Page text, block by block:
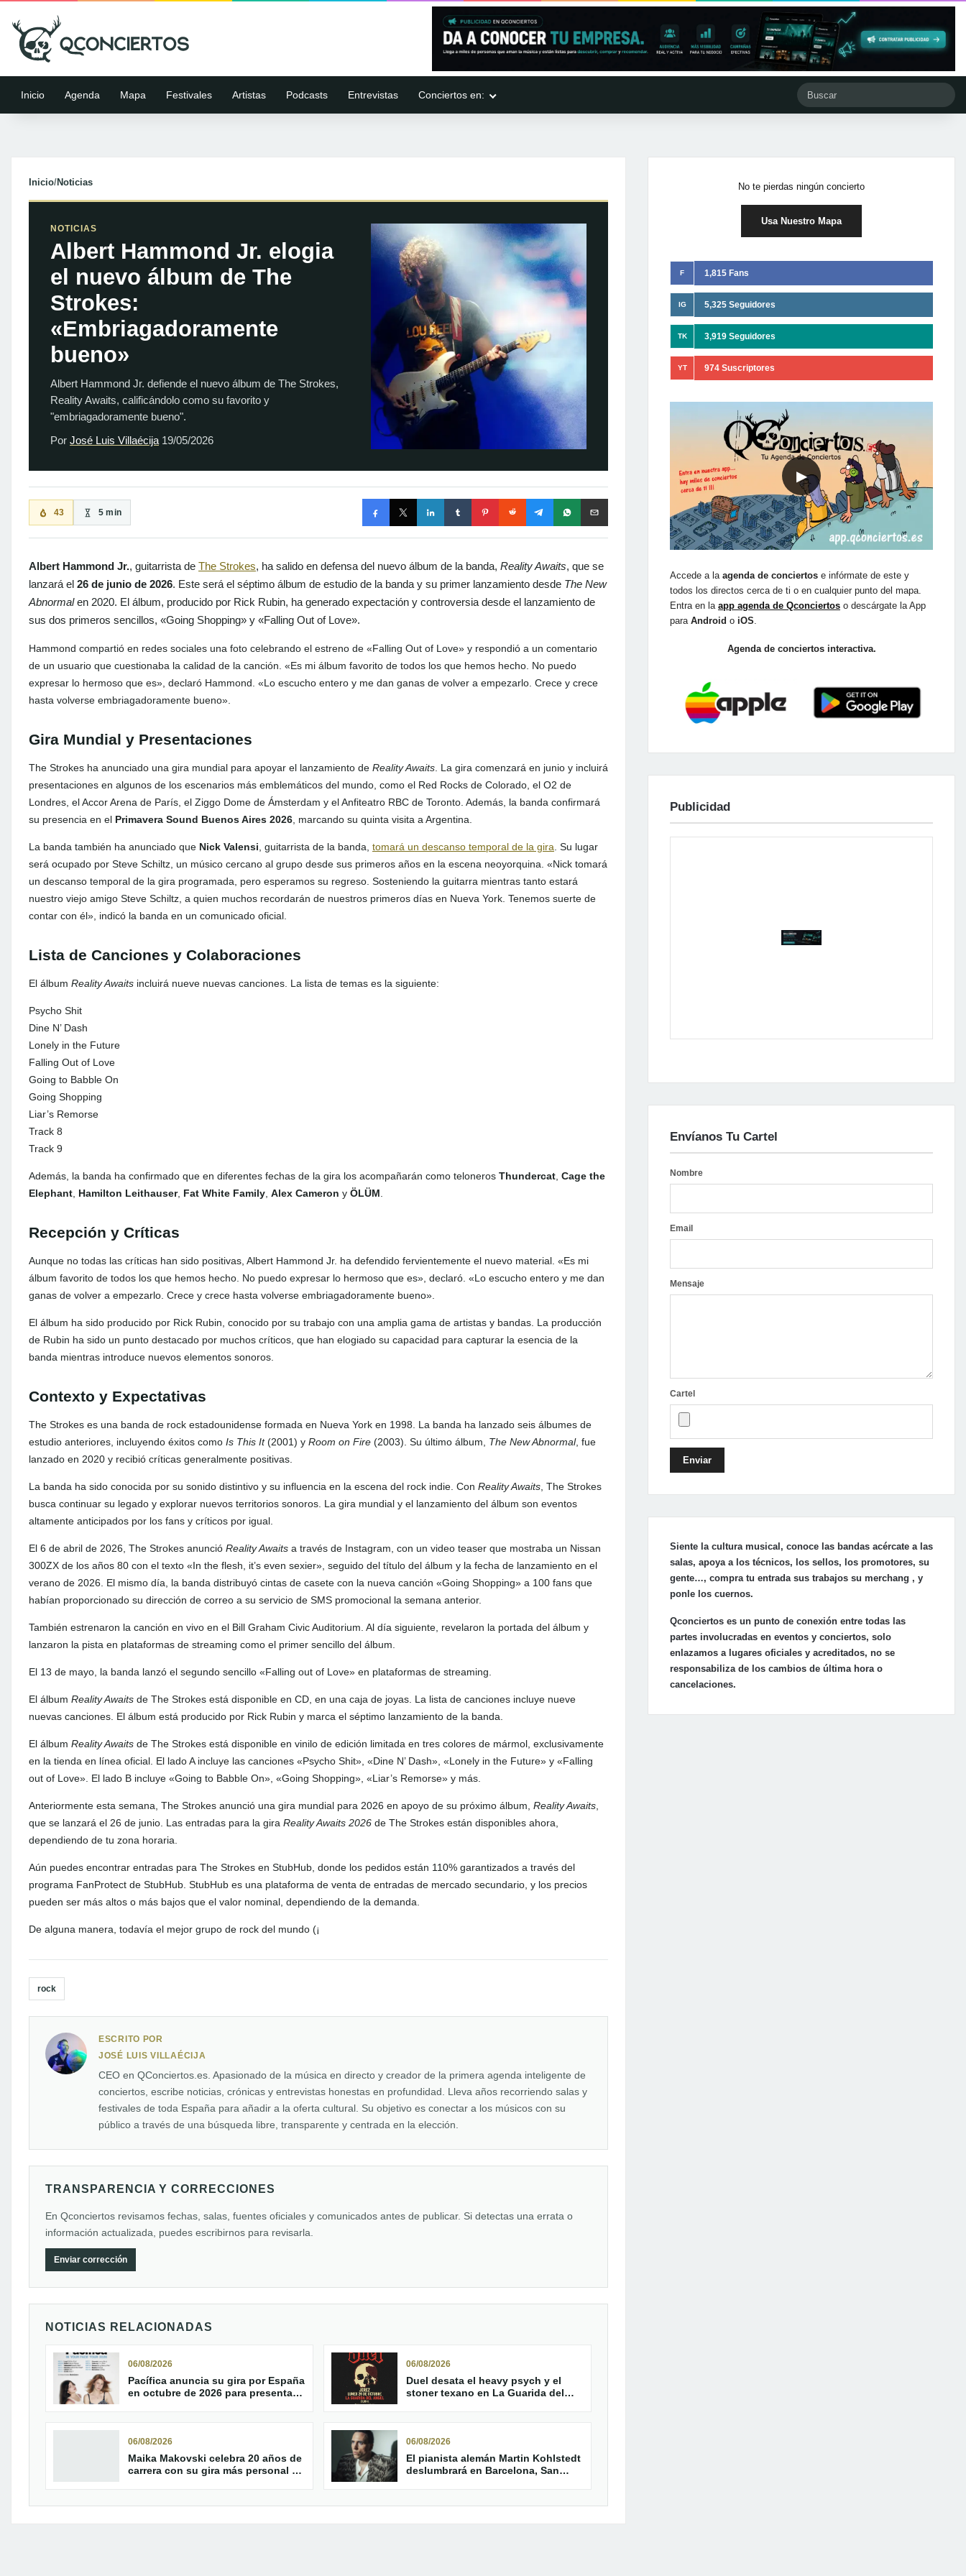
Inicio Agenda Mapa Festivales Artistas Podcasts Entrevistas Conciertos en:
Inicio/Noticias
NOTICIAS
Albert Hammond Jr. elogia
el nuevo álbum de The
Strokes:
«Embriagadoramente
bueno»
Albert Hammond Jr. defiende el nuevo álbum de The Strokes,
Reality Awaits, calificándolo como su favorito y
"embriagadoramente bueno".
Por José Luis Villaécija 19/05/2026
43 5 min
Albert Hammond Jr., guitarrista de The Strokes, ha salido en defensa del nuevo álbum de la banda, Reality Awaits, que se
lanzará el 26 de junio de 2026. Este será el séptimo álbum de estudio de la banda y su primer lanzamiento desde The New
Abnormalen 2020. El álbum, producido por Rick Rubin, ha generado expectación y controversia desde el lanzamiento de
sus dos primeros sencillos, «Going Shopping» y «Falling Out of Love».
Hammond compartió en redes sociales una foto celebrando el estreno de «Falling Out of Love» y respondió a un comentario
de un usuario que cuestionaba la calidad de la canción. «Es mi álbum favorito de todos los que hemos hecho. No puedo
expresar lo hermoso que es», declaró Hammond. «Lo escucho entero y me dan ganas de volver a empezarlo. Crece y crece
hasta volverse embriagadoramente bueno».
Gira Mundial y Presentaciones
The Strokes ha anunciado una gira mundial para apoyar el lanzamiento de Reality Awaits . La gira comenzará en junio y incluirá
presentaciones en algunos de los escenarios más emblemáticos del mundo, como el Red Rocks de Colorado, el O2 de
Londres, el Accor Arena de París, el Ziggo Dome de Ámsterdam y el Anfiteatro RBC de Toronto. Además, la banda confirmará
su presencia en el Primavera Sound Buenos Aires 2026 , marcando su quinta visita a Argentina.
La banda también ha anunciado que Nick Valensi , guitarrista de la banda, tomará un descanso temporal de la gira . Su lugar
será ocupado por Steve Schiltz, un músico cercano al grupo desde sus primeros años en la escena neoyorquina. «Nick tomará
un descanso temporal de la gira programada, pero esperamos su regreso. Sosteniendo la guitarra mientras tanto estará
nuestro viejo amigo Steve Schiltz, a quien muchos recordarán de nuestros primeros días en Nueva York. Tenemos suerte de
contar con él», indicó la banda en un comunicado oficial.
Lista de Canciones y Colaboraciones
El álbum Reality Awaits incluirá nueve nuevas canciones. La lista de temas es la siguiente:
Psycho Shit
Dine N’ Dash
Lonely in the Future
Falling Out of Love
Going to Babble On
Going Shopping
Liar’s Remorse
Track 8
Track 9
Además, la banda ha confirmado que en diferentes fechas de la gira los acompañarán como teloneros Thundercat Cage the
Elephant Hamilton Leithauser, Fat White Family Alex Cameron y ÖLÜM
Recepción y Críticas
Aunque no todas las críticas han sido positivas, Albert Hammond Jr. ha defendido fervientemente el nuevo material. «Es mi
álbum favorito de todos los que hemos hecho. No puedo expresar lo hermoso que es», declaró. «Lo escucho entero y me dan
ganas de volver a empezarlo. Crece y crece hasta volverse embriagadoramente bueno».
El álbum ha sido producido por Rick Rubin, conocido por su trabajo con una amplia gama de artistas y bandas. La producción
de Rubin ha sido un punto destacado por muchos críticos, que han elogiado su capacidad para capturar la esencia de la
banda mientras introduce nuevos elementos sonoros.
Contexto y Expectativas
The Strokes es una banda de rock estadounidense formada en Nueva York en 1998. La banda ha lanzado seis álbumes de
estudio anteriores, incluyendo éxitos como Is This It(2001) y Room on Fire (2003). Su último álbum, The New Abnormal, fue
lanzado en 2020 y recibió críticas generalmente positivas.
La banda ha sido conocida por su sonido distintivo y su influencia en la escena del rock indie. Con Reality Awaits , The Strokes
busca continuar su legado y explorar nuevos territorios sonoros. La gira mundial y el lanzamiento del álbum son eventos
altamente anticipados por los fans y críticos por igual.
El 6 de abril de 2026, The Strokes anunció Reality Awaits a través de Instagram, con un video teaser que mostraba un Nissan
300ZX de los años 80 con el texto «In the flesh, it’s even sexier», seguido del título del álbum y la fecha de lanzamiento en el
verano de 2026. El mismo día, la banda distribuyó cintas de casete con la nueva canción «Going Shopping» a 100 fans que
habían proporcionado su dirección de correo a su servicio de SMS promocional la semana anterior.
También estrenaron la canción en vivo en el Bill Graham Civic Auditorium. Al día siguiente, revelaron la portada del álbum y
lanzaron la pista en plataformas de streaming como el primer sencillo del álbum.
El 13 de mayo, la banda lanzó el segundo sencillo «Falling out of Love» en plataformas de streaming.
El álbum Reality Awaits de The Strokes está disponible en CD, en una caja de joyas. La lista de canciones incluye nueve
nuevas canciones. El álbum está producido por Rick Rubin y marca el séptimo lanzamiento de la banda.
El álbum Reality Awaits de The Strokes está disponible en vinilo de edición limitada en tres colores de mármol, exclusivamente
en la tienda en línea oficial. El lado A incluye las canciones «Psycho Shit», «Dine N’ Dash», «Lonely in the Future» y «Falling
out of Love». El lado B incluye «Going to Babble On», «Going Shopping», «Liar’s Remorse» y más.
Anteriormente esta semana, The Strokes anunció una gira mundial para 2026 en apoyo de su próximo álbum, Reality Awaits
que se lanzará el 26 de junio. Las entradas para la gira Reality Awaits 2026 de The Strokes están disponibles ahora,
dependiendo de tu zona horaria.
Aún puedes encontrar entradas para The Strokes en StubHub, donde los pedidos están 110% garantizados a través del
programa FanProtect de StubHub. StubHub es una plataforma de venta de entradas de mercado secundario, y los precios
pueden ser más altos o más bajos que el valor nominal, dependiendo de la demanda.
De alguna manera, todavía el mejor grupo de rock del mundo (¡
rock
ESCRITO POR
JOSÉ LUIS VILLAÉCIJA
CEO en QConciertos.es. Apasionado de la música en directo y creador de la primera agenda inteligente de
conciertos, escribe noticias, crónicas y entrevistas honestas en profundidad. Lleva años recorriendo salas y
festivales de toda España para añadir a la oferta cultural. Su objetivo es conectar a los músicos con su
público a través de una búsqueda libre, transparente y centrada en la elección.
TRANSPARENCIA Y CORRECCIONES
En Qconciertos revisamos fechas, salas, fuentes oficiales y comunicados antes de publicar. Si detectas una errata o
información actualizada, puedes escribirnos para revisarla.
Enviar corrección
NOTICIAS RELACIONADAS
06/08/2026
Pacífica anuncia su gira por España
en octubre de 2026 para presentar
06/08/2026
Duel desata el heavy psych y el
stoner texano en La Guarida del
06/08/2026
Maika Makovski celebra 20 años de
carrera con su gira más personal y
06/08/2026
El pianista alemán Martin Kohlstedt
deslumbrará en Barcelona, San
No te pierdas ningún concierto
Usa Nuestro Mapa
F 1,815 Fans
IG 5,325 Seguidores
TK 3,919 Seguidores
YT 974 Suscriptores
▶
Accede a la agenda de conciertos e infórmate de este y
todos los directos cerca de ti o en cualquier punto del mapa.
Entra en la app agenda de Qconciertos o descárgate la App
para Android o iOS.
Agenda de conciertos interactiva.
Publicidad
Publicidad
Envíanos Tu Cartel
Nombre
Email
Mensaje
Cartel
Enviar
Siente la cultura musical, conoce las bandas acércate a las
salas, apoya a los técnicos, los sellos, los promotores, su
gente…, compra tu entrada sus trabajos su merchang , y
ponle los cuernos.
Qconciertos es un punto de conexión entre todas las
partes involucradas en eventos y conciertos, solo
enlazamos a lugares oficiales y acreditados, no se
responsabiliza de los cambios de última hora o
cancelaciones.